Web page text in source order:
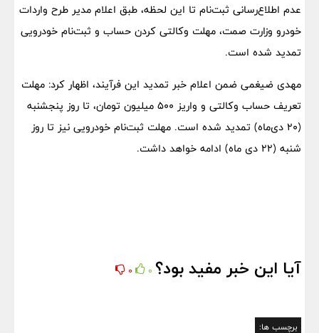
عدم اطلاع‌رسانی ثبت‌نام‌ تا این لحظه، طبق اعلام مدیر طرح واردات
خودرو وزارت صمت، مهلت وکالتی کردن حساب و ثبت‌نام‌ خودرویی
تمدید شده است.
مهدی ضیغمی ضمن اعلام خبر تمدید این فرآیند، اظهار کرد: مهلت
تعریف حساب وکالتی و واریز ۵٠٠ میلیون تومان، تا روز پنجشنبه
(٢٠ دی‌ماه) تمدید شده است. مهلت ثبت‌نام خودرویی نیز تا روز
شنبه (٢٢ دی ماه) ادامه خواهد داشت.
آیا این خبر مفید بود؟ 0
0
برچسب ها: